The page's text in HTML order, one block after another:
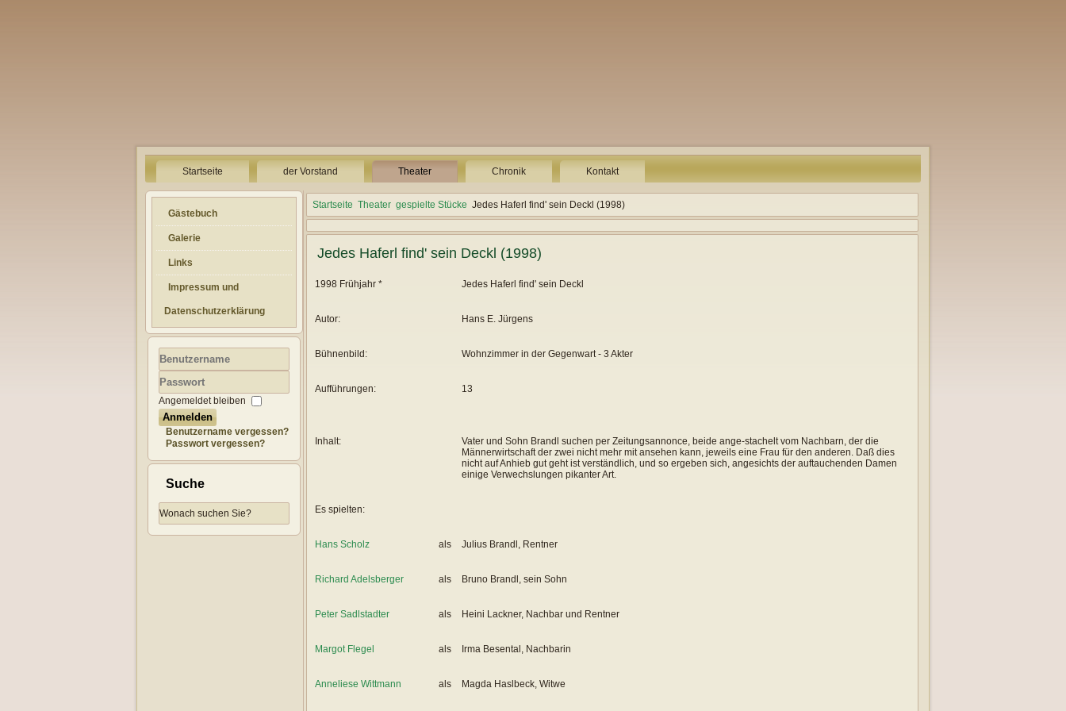
Startseite der Vorstand Theater Chronik Kontakt
Gästebuch
Galerie
Links
Impressum und
Datenschutzerklärung
Benutzername
Passwort
Angemeldet bleiben
Anmelden
Benutzername vergessen?
Passwort vergessen?
Suche
Startseite Theater gespielte Stücke Jedes Haferl find' sein Deckl (1998)
Jedes Haferl find' sein Deckl (1998)
1998 Frühjahr * Jedes Haferl find' sein Deckl
Autor: Hans E. Jürgens
Bühnenbild: Wohnzimmer in der Gegenwart - 3 Akter
Aufführungen: 13
Inhalt:
Vater und Sohn Brandl suchen per Zeitungsannonce, beide ange-stachelt vom Nachbarn, der die
Männerwirtschaft der zwei nicht mehr mit ansehen kann, jeweils eine Frau für den anderen. Daß dies
nicht auf Anhieb gut geht ist verständlich, und so ergeben sich, angesichts der auftauchenden Damen
einige Verwechslungen pikanter Art.
Es spielten:
Hans Scholz als Julius Brandl, Rentner
Richard Adelsberger als Bruno Brandl, sein Sohn
Peter Sadlstadter als Heini Lackner, Nachbar und Rentner
Margot Flegel als Irma Besental, Nachbarin
Anneliese Wittmann als Magda Haslbeck, Witwe